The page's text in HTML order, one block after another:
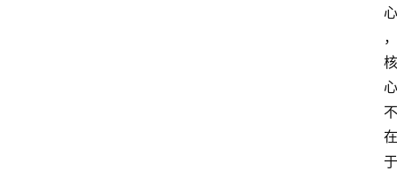
心
，
核
心
不
在
于